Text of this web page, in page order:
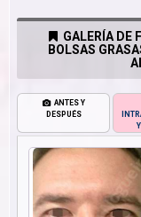
GALERÍA DE
BOLSAS
ANTES Y
DESPUÉS